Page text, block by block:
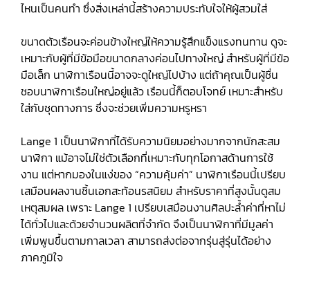
ไหนเป็นคนทำ ซึ่งสิ่งเหล่านี้สร้างความประทับใจให้ผู้สวมใส่
ขนาดตัวเรือนจะค่อนข้างใหญ่ให้ความรู้สึกแข็งแรงทนทาน ดูจะ
เหมาะกับผู้ที่มีข้อมือขนาดกลางค่อนไปทางใหญ่ สำหรับผู้ที่มีข้อ
มือเล็ก นาฬิกาเรือนนี้อาจจะดูใหญ่ไปบ้าง แต่ถ้าคุณเป็นผู้ชื่น
ชอบนาฬิกาเรือนใหญ่อยู่แล้ว เรือนนี้ก็ตอบโจทย์ เหมาะสำหรับ
ใส่กับชุดทางการ ซึ่งจะช่วยเพิ่มความหรูหรา
Lange 1 เป็นนาฬิกาที่ได้รับความนิยมอย่างมากจากนักสะสม
นาฬิกา แม้อาจไม่ใช่ตัวเลือกที่เหมาะกับทุกโอกาสด้านการใช้
งาน แต่หากมองในแง่ของ “ความคุ้มค่า” นาฬิกาเรือนนี้เปรียบ
เสมือนผลงานชิ้นเอกสะท้อนรสนิยม สำหรับราคาที่สูงนั้นดูสม
เหตุสมผล เพราะ Lange 1 เปรียบเสมือนงานศิลปะล้ำค่าที่หาไม่
ได้ทั่วไปและด้วยจำนวนผลิตที่จำกัด จึงเป็นนาฬิกาที่มีมูลค่า
เพิ่มพูนขึ้นตามกาลเวลา สามารถส่งต่อจากรุ่นสู่รุ่นได้อย่าง
ภาคภูมิใจ